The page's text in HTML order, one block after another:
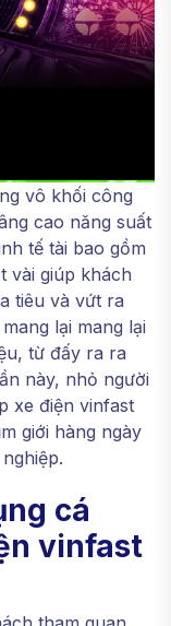
vô khối công
cao năng suất
tế tài bao gồm
vài giúp khách
tiêu và vứt ra
lại mang lại
từ đấy ra ra
này, nhỏ người
xe điện vinfast
giới hàng ngày
cá
vinfast